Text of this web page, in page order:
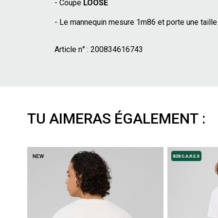
- Coupe LOOSE
- Le mannequin mesure 1m86 et porte une
Article n° : 200834616743
TU AIMERAS ÉGALEMENT :